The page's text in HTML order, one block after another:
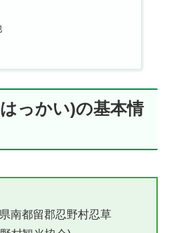
っかい)の基本情
南都留郡忍野村忍草